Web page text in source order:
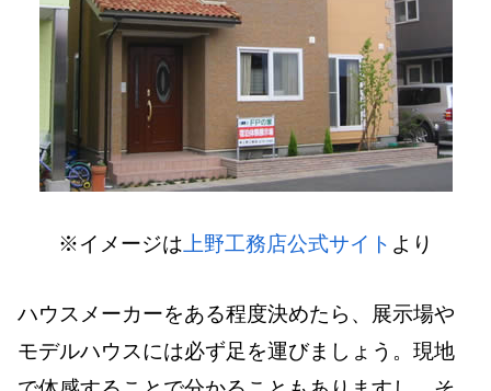
※イメージは 上野工務店公式サイト より
ハウスメーカーをある程度決めたら、展示場や
モデルハウスには必ず足を運びましょう。現地